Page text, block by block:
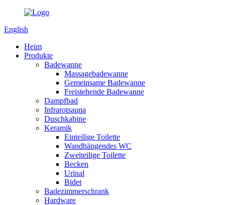
English
Heim
Produkte
Badewanne
Massagebadewanne
Gemeinsame Badewanne
Freistehende Badewanne
Dampfbad
Infrarotsauna
Duschkabine
Keramik
Einteilige Toilette
Wandhängendes WC
Zweiteilige Toilette
Becken
Urinal
Bidet
Badezimmerschrank
Hardware